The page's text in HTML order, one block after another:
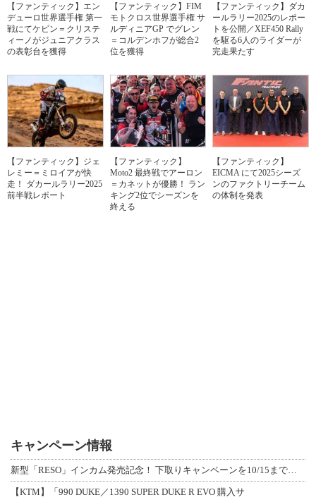
【ファンティック】エン
デューロ世界選手権 第一
戦にてケビン＝クリステ
ィーノがジュニアクラス
の表彰台を獲得
【ファンティック】FIM
モトクロス世界選手権 サ
ルディニアGP でグレン
＝コルデンホフが総合2
位を獲得
【ファンティック】ダカ
ールラリー2025のレポー
トを公開／XEF450 Rally
を駆る6人のライダーが
完走果たす
【ファンティック】ジェ
レミー＝ミロイアが快
走！ ダカールラリー2025
前半戦レポート
【ファンティック】
Moto2 最終戦でアーロン
＝カネットが優勝！ ラン
キング2位でシーズンを
終える
【ファンティック】
EICMA にて2025シーズ
ンのファクトリーチーム
の体制を発表
キャンペーン情報
【KTM】「990 DUKE／1390 SUPER DUKE R EVO 購入サ